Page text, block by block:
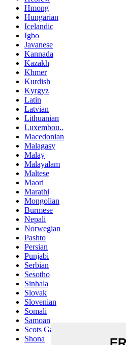
Hmong
Hungarian
Icelandic
Igbo
Javanese
Kannada
Kazakh
Khmer
Kurdish
Kyrgyz
Latin
Latvian
Lithuanian
Luxembou..
Macedonian
Malagasy
Malay
Malayalam
Maltese
Maori
Marathi
Mongolian
Burmese
Nepali
Norwegian
Pashto
Persian
Punjabi
Serbian
Sesotho
Sinhala
Slovak
Slovenian
Somali
Samoan
Scots Gaelic
Shona